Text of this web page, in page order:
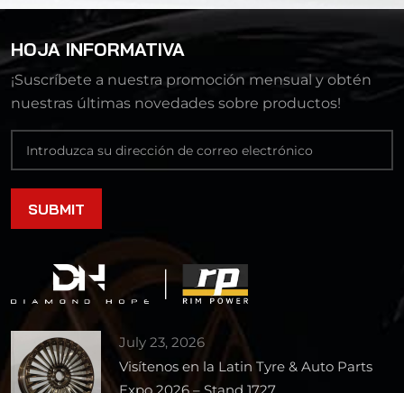
HOJA INFORMATIVA
¡Suscríbete a nuestra promoción mensual y obtén
nuestras últimas novedades sobre productos!
July 23, 2026
Visítenos en la Latin Tyre & Auto Parts